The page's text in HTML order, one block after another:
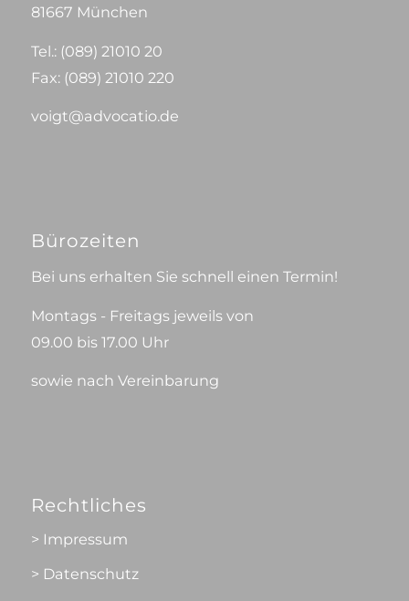
81667 München
Tel.: (089) 21010 20
Fax: (089) 21010 220
voigt@advocatio.de
Bürozeiten
Bei uns erhalten Sie schnell einen Termin!
Montags - Freitags jeweils von
09.00 bis 17.00 Uhr
sowie nach Vereinbarung
Rechtliches
> Impressum
> Datenschutz